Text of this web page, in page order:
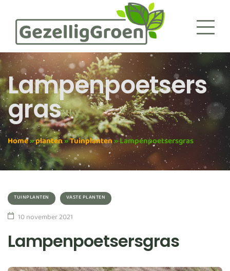
Lampenpoetsers
Gras
Home»planten»Tuinplanten»Lampenpoetsersgras
TUINPLANTEN VASTE PLANTEN
10 november 2021
Lampenpoetsersgras